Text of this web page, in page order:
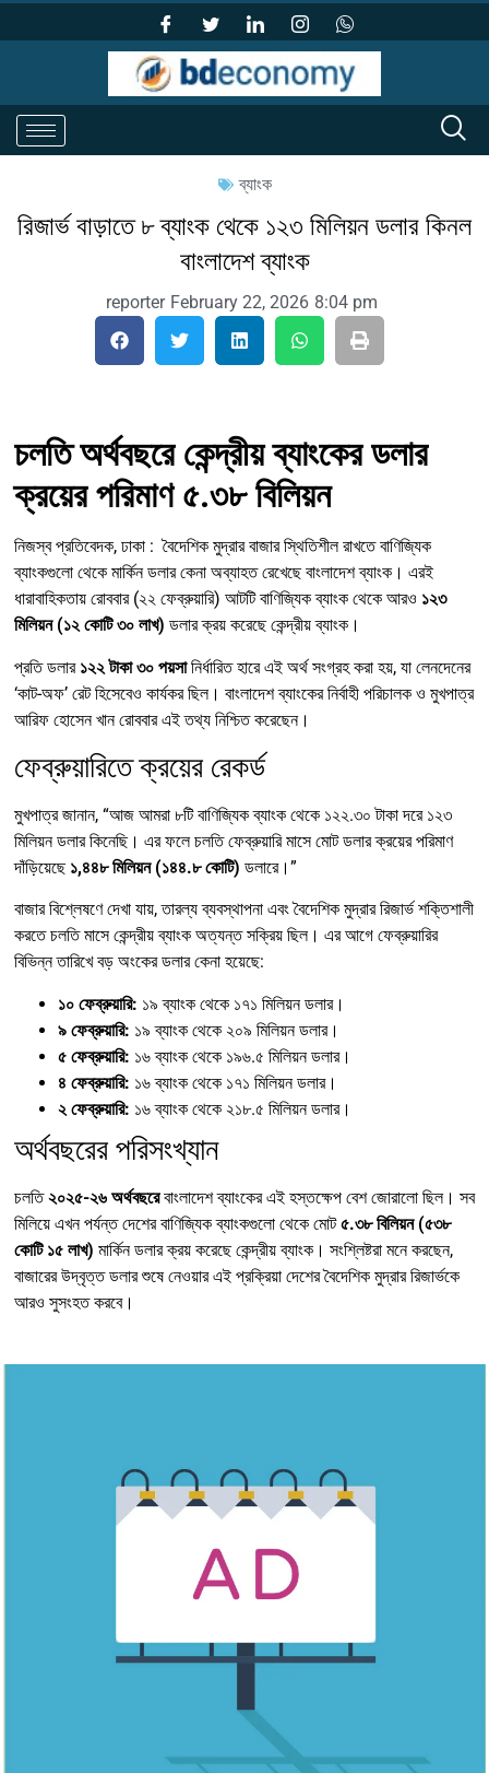
ব্যাংক
রিজার্ভ বাড়াতে ৮ ব্যাংক থেকে ১২৩ মিলিয়ন ডলার কিনল
বাংলাদেশ ব্যাংক
reporter February 22, 2026 8:04 pm
চলতি অর্থবছরে কেন্দ্রীয় ব্যাংকের ডলার
ক্রয়ের পরিমাণ ৫.৩৮ বিলিয়ন
নিজস্ব প্রতিবেদক, ঢাকা : বৈদেশিক মুদ্রার বাজার স্থিতিশীল রাখতে বাণিজ্যিক
ব্যাংকগুলো থেকে মার্কিন ডলার কেনা অব্যাহত রেখেছে বাংলাদেশ ব্যাংক। এরই
ধারাবাহিকতায় রোববার (২২ ফেব্রুয়ারি) আটটি বাণিজ্যিক ব্যাংক থেকে আরও ১২৩
মিলিয়ন (১২ কোটি ৩০ লাখ) ডলার ক্রয় করেছে কেন্দ্রীয় ব্যাংক।
প্রতি ডলার ১২২ টাকা ৩০ পয়সানির্ধারিত হারে এই অর্থ সংগ্রহ করা হয়, যা লেনদেনের
‘কাট-অফ’ রেট হিসেবেও কার্যকর ছিল। বাংলাদেশ ব্যাংকের নির্বাহী পরিচালক ও মুখপাত্র
আরিফ হোসেন খান রোববার এই তথ্য নিশ্চিত করেছেন।
ফেব্রুয়ারিতে ক্রয়ের রেকর্ড
মুখপাত্র জানান, “আজ আমরা ৮টি বাণিজ্যিক ব্যাংক থেকে ১২২.৩০ টাকা দরে ১২৩
মিলিয়ন ডলার কিনেছি। এর ফলে চলতি ফেব্রুয়ারি মাসে মোট ডলার ক্রয়ের পরিমাণ
দাঁড়িয়েছে ১,৪৪৮ মিলিয়ন (১৪৪.৮ কোটি) ডলারে।”
বাজার বিশ্লেষণে দেখা যায়, তারল্য ব্যবস্থাপনা এবং বৈদেশিক মুদ্রার রিজার্ভ শক্তিশালী
করতে চলতি মাসে কেন্দ্রীয় ব্যাংক অত্যন্ত সক্রিয় ছিল। এর আগে ফেব্রুয়ারির
বিভিন্ন তারিখে বড় অংকের ডলার কেনা হয়েছে:
১০ ফেব্রুয়ারি: ১৯ ব্যাংক থেকে ১৭১ মিলিয়ন ডলার।
৯ ফেব্রুয়ারি: ১৯ ব্যাংক থেকে ২০৯ মিলিয়ন ডলার।
৫ ফেব্রুয়ারি: ১৬ ব্যাংক থেকে ১৯৬.৫ মিলিয়ন ডলার।
৪ ফেব্রুয়ারি: ১৬ ব্যাংক থেকে ১৭১ মিলিয়ন ডলার।
২ ফেব্রুয়ারি: ১৬ ব্যাংক থেকে ২১৮.৫ মিলিয়ন ডলার।
অর্থবছরের পরিসংখ্যান
চলতি২০২৫-২৬ অর্থবছরেবাংলাদেশ ব্যাংকের এই হস্তক্ষেপ বেশ জোরালো ছিল। সব
মিলিয়ে এখন পর্যন্ত দেশের বাণিজ্যিক ব্যাংকগুলো থেকে মোট৫.৩৮ বিলিয়ন (৫৩৮
কোটি ১৫ লাখ) মার্কিন ডলার ক্রয় করেছে কেন্দ্রীয় ব্যাংক। সংশ্লিষ্টরা মনে করছেন,
বাজারের উদ্বৃত্ত ডলার শুষে নেওয়ার এই প্রক্রিয়া দেশের বৈদেশিক মুদ্রার রিজার্ভকে
আরও সুসংহত করবে।